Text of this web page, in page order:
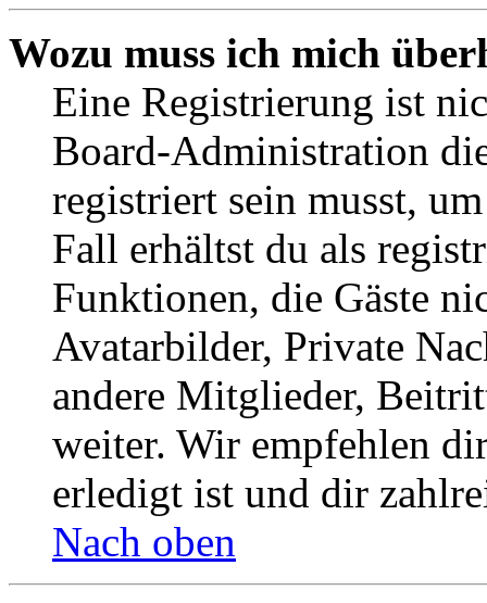
Wozu muss ich mich
Eine Registrierung ist
Board-Administration
registriert sein musst,
Fall erhältst du als
Funktionen, die Gäste
Avatarbilder, Private
andere Mitglieder,
weiter. Wir empfehlen
erledigt ist und dir
Nach oben